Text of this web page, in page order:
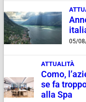
05/
ATTUALITÀ
Como,
se fa
alla Spa